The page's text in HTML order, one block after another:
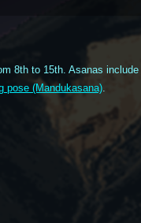
8th to 15th. Asanas include
pose (Mandukasana).